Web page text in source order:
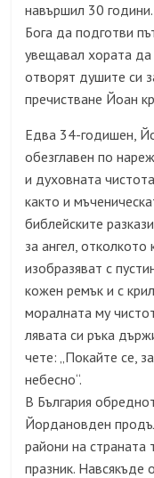
навършил 30
Бога да подготви
увещавал хората да
отворят душите си
пречистване Йоан
Едва 34-годишен,
обезглавен по
и духовната
както и
библейските
за ангел, отколкото
изобразяват с
кожен ремък и с
моралната му
лявата си ръка
чете: „Покайте се,
небесно“.
В България
Йордановден
райони на страната
празник. Навсякъде